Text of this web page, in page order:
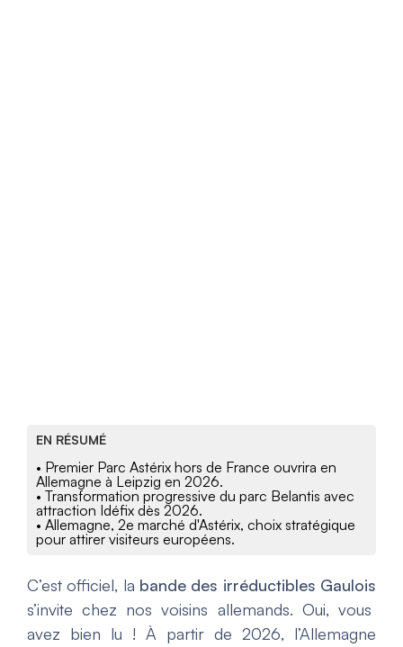
EN RÉSUMÉ
• Premier Parc Astérix hors de France ouvrira en
Allemagne à Leipzig en 2026.
• Transformation progressive du parc Belantis avec
attraction Idéfix dès 2026.
• Allemagne, 2e marché d'Astérix, choix stratégique
pour attirer visiteurs européens.
C’est officiel, la bande des irréductibles Gaulois
s’invite chez nos voisins allemands. Oui, vous
avez bien lu ! À partir de 2026, l’Allemagne